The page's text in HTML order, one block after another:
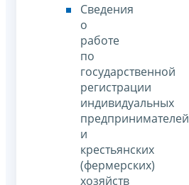
Сведения
о
работе
по
государственной
регистрации
индивидуальных
предпринимателей
и
крестьянских
(фермерских)
хозяйств